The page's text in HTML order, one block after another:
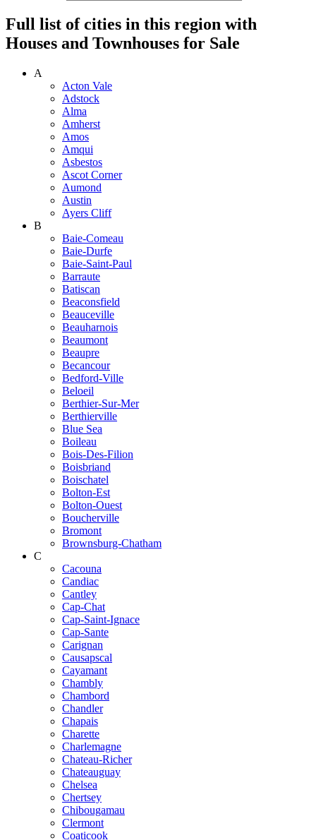
Full list of cities in this region with
Houses and Townhouses for Sale
A
Acton Vale
Adstock
Alma
Amherst
Amos
Amqui
Asbestos
Ascot Corner
Aumond
Austin
Ayers Cliff
B
Baie-Comeau
Baie-Durfe
Baie-Saint-Paul
Barraute
Batiscan
Beaconsfield
Beauceville
Beauharnois
Beaumont
Beaupre
Becancour
Bedford-Ville
Beloeil
Berthier-Sur-Mer
Berthierville
Blue Sea
Boileau
Bois-Des-Filion
Boisbriand
Boischatel
Bolton-Est
Bolton-Ouest
Boucherville
Bromont
Brownsburg-Chatham
C
Cacouna
Candiac
Cantley
Cap-Chat
Cap-Saint-Ignace
Cap-Sante
Carignan
Causapscal
Cayamant
Chambly
Chambord
Chandler
Chapais
Charette
Charlemagne
Chateau-Richer
Chateauguay
Chelsea
Chertsey
Chibougamau
Clermont
Coaticook